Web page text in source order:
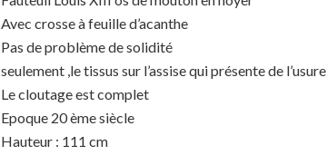
Avec crosse à feuille d’acanthe
Pas de problème de solidité
seulement ,le tissus sur l’assise qui présente de l’usure
Le cloutage est complet
Epoque 20 ème siècle
Hauteur : 111 cm